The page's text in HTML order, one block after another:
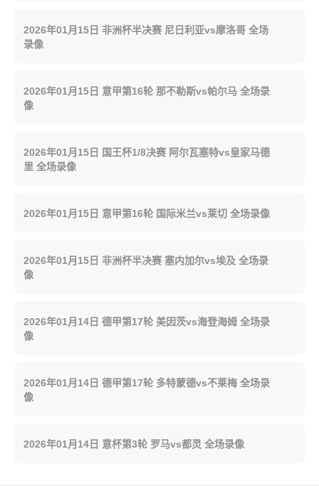
2026年01月15日 非洲杯半决赛 尼日利亚vs摩洛哥 全场
录像
2026年01月15日 意甲第16轮 那不勒斯vs帕尔马 全场录
像
2026年01月15日 国王杯1/8决赛 阿尔瓦塞特vs皇家马德
里 全场录像
2026年01月15日 意甲第16轮 国际米兰vs莱切 全场录像
2026年01月15日 非洲杯半决赛 塞内加尔vs埃及 全场录
像
2026年01月14日 德甲第17轮 美因茨vs海登海姆 全场录
像
2026年01月14日 德甲第17轮 多特蒙德vs不莱梅 全场录
像
2026年01月14日 意杯第3轮 罗马vs都灵 全场录像